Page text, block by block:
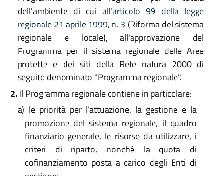
dell'ambiente di cui all'articolo 99 della legge
regionale 21 aprile 1999, n. 3 (Riforma del sistema
regionale e locale), all'approvazione del
Programma per il sistema regionale delle Aree
protette e dei siti della Rete natura 2000 di
seguito denominato "Programma regionale".
2. Il Programma regionale contiene in particolare:
a) le priorità per l'attuazione, la gestione e la
promozione del sistema regionale, il quadro
finanziario generale, le risorse da utilizzare, i
criteri di riparto, nonché la quota di
cofinanziamento posta a carico degli Enti di